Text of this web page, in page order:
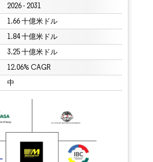
2026 - 2031
1.66 十億米ドル
1.84 十億米ドル
3.25 十億米ドル
12.06% CAGR
中
はCC BY 4.0の表示が必要です。